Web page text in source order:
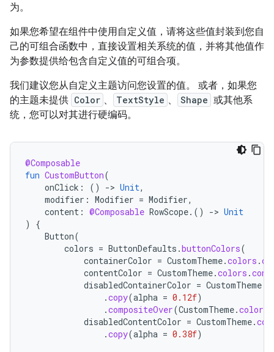
为。
如果您希望在组件中使用自定义值，请将这些值封装到您自
己的可组合函数中，直接设置相关系统的值，并将其他值作
为参数提供给包含自定义值的可组合项。
我们建议您从自定义主题访问您设置的值。 或者，如果您
的主题未提供 Color 、 TextStyle 、 Shape 或其他系
统，您可以对其进行硬编码。
@Composable
fun CustomButton(
onClick : () -> Unit,
modifier : Modifier = Modifier,
content : @Composable RowScope.() -> Unit
)
{
Button(
colors = ButtonDefaults .buttonColors(
containerColor = CustomTheme.colors .
contentColor = CustomTheme.colors .
disabledContainerColor = CustomTheme
.copy(alpha = 0.12f)
.compositeOver(CustomTheme.colors
disabledContentColor = CustomTheme.
.copy(alpha = 0.38f)